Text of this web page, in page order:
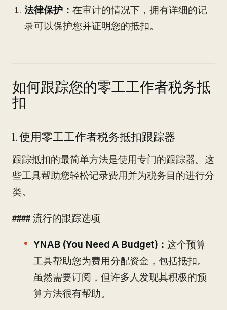
法律保护： 在审计的情况下，拥有详细的记
录可以保护您并证明您的抵扣。
如何跟踪您的零工工作者税务抵
扣
1. 使用零工工作者税务抵扣跟踪器
跟踪抵扣的最简单方法是使用专门的跟踪器。这
些工具帮助您轻松记录费用并为税务目的进行分
类。
#### 流行的跟踪选项
YNAB (You Need A Budget)： 这个预算
工具帮助您为费用分配资金，包括抵扣。
虽然需要订阅，但许多人发现其积极的预
算方法很有帮助。